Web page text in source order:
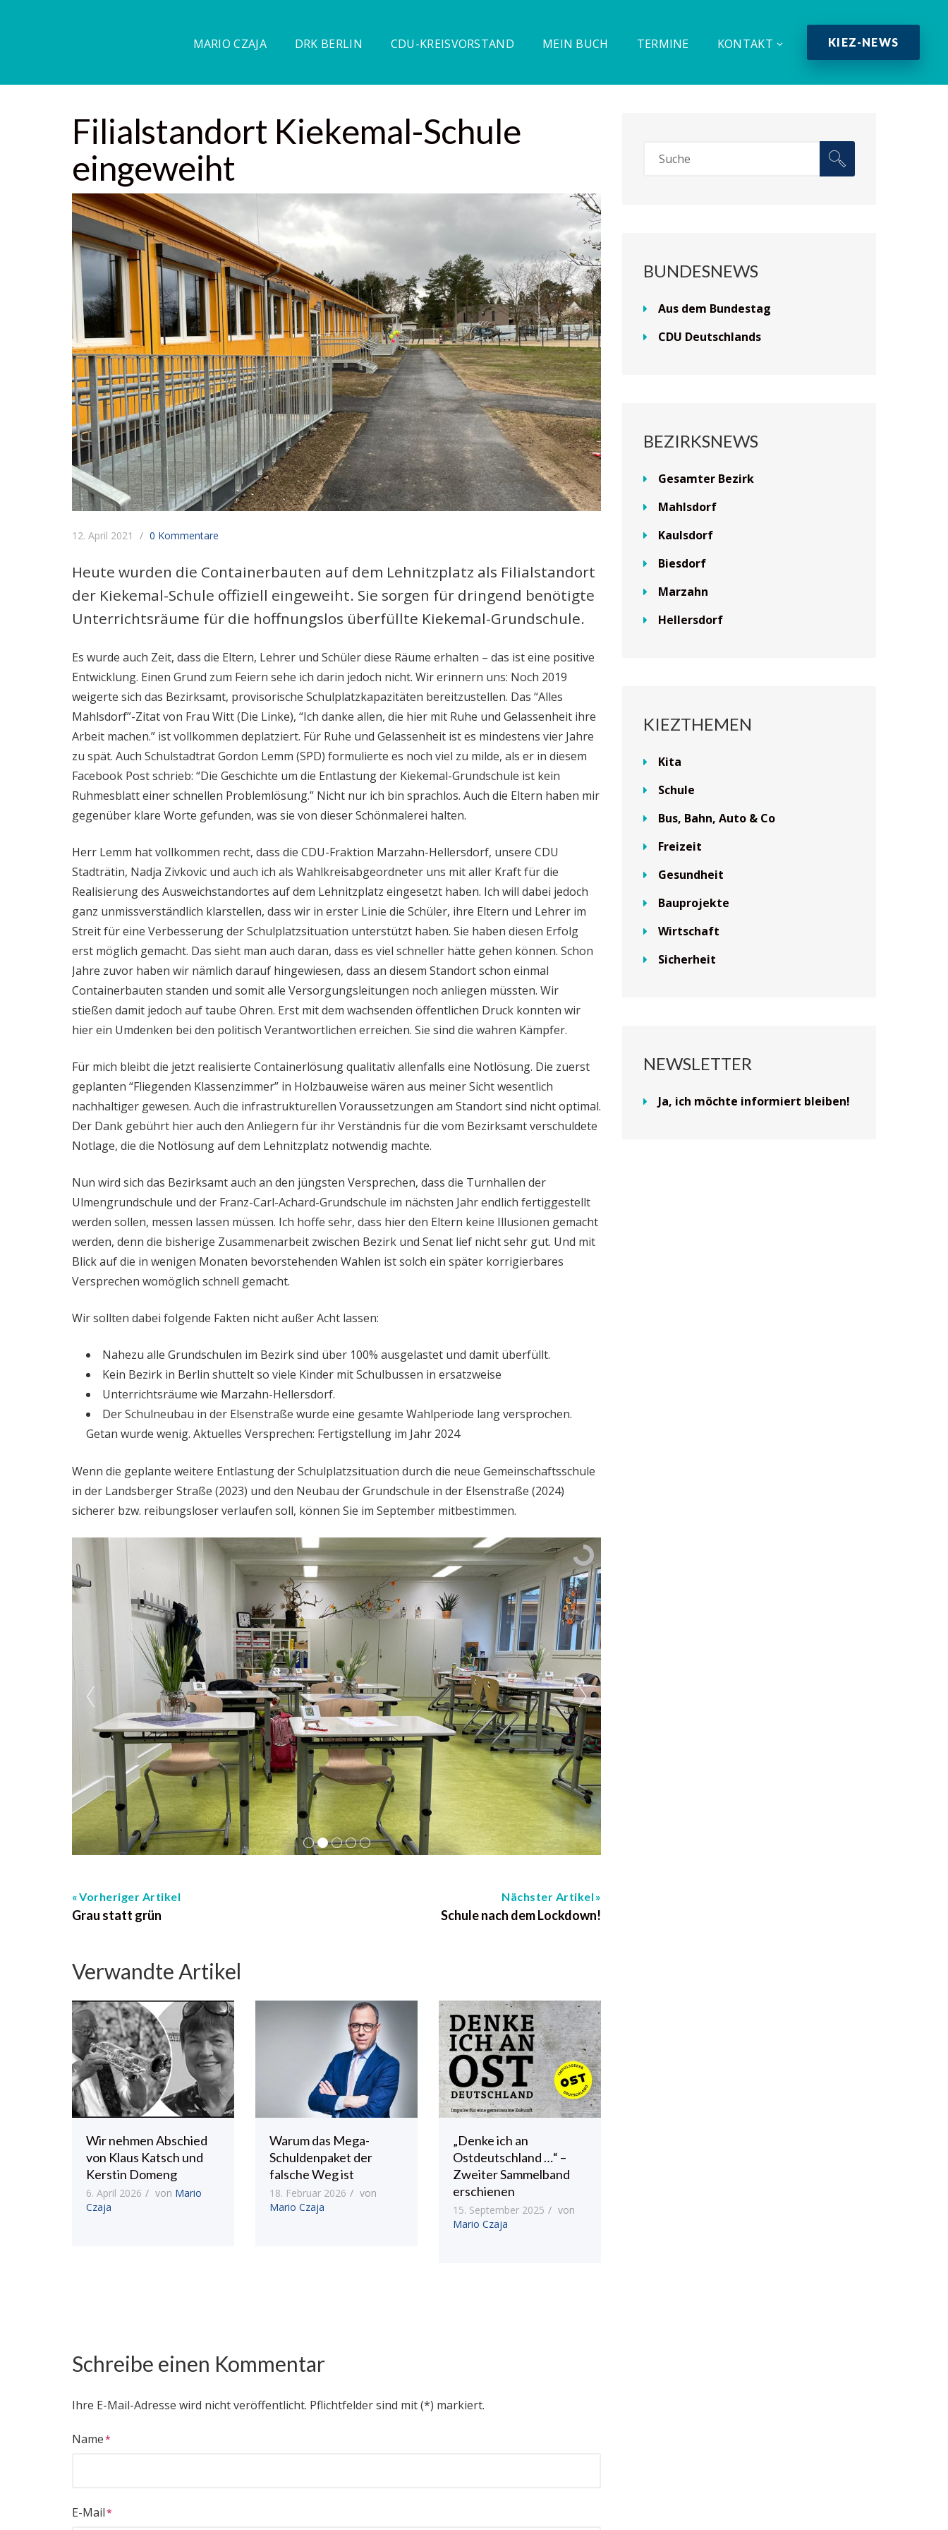
MARIO CZAJA DRK BERLIN CDU-KREISVORSTAND MEIN BUCH TERMINE KONTAKT KIEZ-NEWS
Filialstandort Kiekemal-Schule
eingeweiht
12. April 2021 0 Kommentare
Heute wurden die Containerbauten auf dem Lehnitzplatz als Filialstandort
der Kiekemal-Schule offiziell eingeweiht. Sie sorgen für dringend benötigte
Unterrichtsräume für die hoffnungslos überfüllte Kiekemal-Grundschule.
Es wurde auch Zeit, dass die Eltern, Lehrer und Schüler diese Räume erhalten – das ist eine positive
Entwicklung. Einen Grund zum Feiern sehe ich darin jedoch nicht. Wir erinnern uns: Noch 2019
weigerte sich das Bezirksamt, provisorische Schulplatzkapazitäten bereitzustellen. Das “Alles
Mahlsdorf”-Zitat von Frau Witt (Die Linke), “Ich danke allen, die hier mit Ruhe und Gelassenheit ihre
Arbeit machen.” ist vollkommen deplatziert. Für Ruhe und Gelassenheit ist es mindestens vier Jahre
zu spät. Auch Schulstadtrat Gordon Lemm (SPD) formulierte es noch viel zu milde, als er in diesem
Facebook Post schrieb: “Die Geschichte um die Entlastung der Kiekemal-Grundschule ist kein
Ruhmesblatt einer schnellen Problemlösung.” Nicht nur ich bin sprachlos. Auch die Eltern haben mir
gegenüber klare Worte gefunden, was sie von dieser Schönmalerei halten.
Herr Lemm hat vollkommen recht, dass die CDU-Fraktion Marzahn-Hellersdorf, unsere CDU
Stadträtin, Nadja Zivkovic und auch ich als Wahlkreisabgeordneter uns mit aller Kraft für die
Realisierung des Ausweichstandortes auf dem Lehnitzplatz eingesetzt haben. Ich will dabei jedoch
ganz unmissverständlich klarstellen, dass wir in erster Linie die Schüler, ihre Eltern und Lehrer im
Streit für eine Verbesserung der Schulplatzsituation unterstützt haben. Sie haben diesen Erfolg
erst möglich gemacht. Das sieht man auch daran, dass es viel schneller hätte gehen können. Schon
Jahre zuvor haben wir nämlich darauf hingewiesen, dass an diesem Standort schon einmal
Containerbauten standen und somit alle Versorgungsleitungen noch anliegen müssten. Wir
stießen damit jedoch auf taube Ohren. Erst mit dem wachsenden öffentlichen Druck konnten wir
hier ein Umdenken bei den politisch Verantwortlichen erreichen. Sie sind die wahren Kämpfer.
Für mich bleibt die jetzt realisierte Containerlösung qualitativ allenfalls eine Notlösung. Die zuerst
geplanten “Fliegenden Klassenzimmer” in Holzbauweise wären aus meiner Sicht wesentlich
nachhaltiger gewesen. Auch die infrastrukturellen Voraussetzungen am Standort sind nicht optimal.
Der Dank gebührt hier auch den Anliegern für ihr Verständnis für die vom Bezirksamt verschuldete
Notlage, die die Notlösung auf dem Lehnitzplatz notwendig machte.
Nun wird sich das Bezirksamt auch an den jüngsten Versprechen, dass die Turnhallen der
Ulmengrundschule und der Franz-Carl-Achard-Grundschule im nächsten Jahr endlich fertiggestellt
werden sollen, messen lassen müssen. Ich hoffe sehr, dass hier den Eltern keine Illusionen gemacht
werden, denn die bisherige Zusammenarbeit zwischen Bezirk und Senat lief nicht sehr gut. Und mit
Blick auf die in wenigen Monaten bevorstehenden Wahlen ist solch ein später korrigierbares
Versprechen womöglich schnell gemacht.
Wir sollten dabei folgende Fakten nicht außer Acht lassen:
Nahezu alle Grundschulen im Bezirk sind über 100% ausgelastet und damit überfüllt.
Kein Bezirk in Berlin shuttelt so viele Kinder mit Schulbussen in ersatzweise
Unterrichtsräume wie Marzahn-Hellersdorf.
Der Schulneubau in der Elsenstraße wurde eine gesamte Wahlperiode lang versprochen.
Getan wurde wenig. Aktuelles Versprechen: Fertigstellung im Jahr 2024
Wenn die geplante weitere Entlastung der Schulplatzsituation durch die neue Gemeinschaftsschule
in der Landsberger Straße (2023) und den Neubau der Grundschule in der Elsenstraße (2024)
sicherer bzw. reibungsloser verlaufen soll, können Sie im September mitbestimmen.
Vorheriger Artikel
Grau statt grün
Nächster Artikel
Schule nach dem Lockdown!
Verwandte Artikel
Wir nehmen Abschied
von Klaus Katsch und
Kerstin Domeng
6. April 2026 von Mario
Czaja
Warum das Mega-
Schuldenpaket der
falsche Weg ist
18. Februar 2026
von
Mario Czaja
„Denke ich an
Ostdeutschland …“ –
Zweiter Sammelband
erschienen
15. September 2025
von
Mario Czaja
Schreibe einen Kommentar
Ihre E-Mail-Adresse wird nicht veröffentlicht. Pflichtfelder sind mit (*) markiert.
Name
E-Mail
BUNDESNEWS
Aus dem Bundestag
CDU Deutschlands
BEZIRKSNEWS
Gesamter Bezirk
Mahlsdorf
Kaulsdorf
Biesdorf
Marzahn
Hellersdorf
KIEZTHEMEN
Kita
Schule
Bus, Bahn, Auto & Co
Freizeit
Gesundheit
Bauprojekte
Wirtschaft
Sicherheit
NEWSLETTER
Ja, ich möchte informiert bleiben!